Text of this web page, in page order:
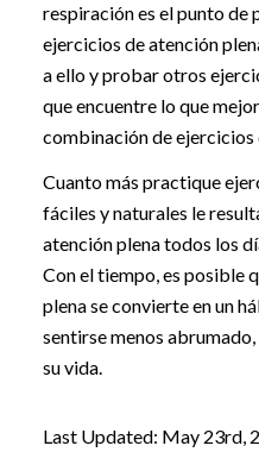
respiración es el punto de
ejercicios de atención
a ello y probar otros
que encuentre lo que
combinación de ejercicios
Cuanto más practique
fáciles y naturales le
atención plena todos los
Con el tiempo, es posible
plena se convierte en un
sentirse menos
su vida.
Last Updated: May 23rd,